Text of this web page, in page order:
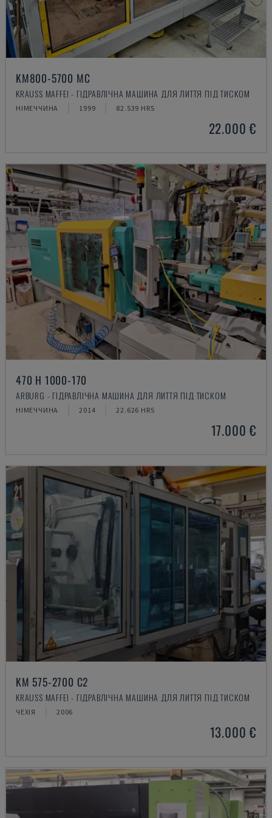
KM800-5700 MC
KRAUSS MAFFEI - ГІДРАВЛІЧНА МАШИНА ДЛЯ ЛИТТЯ ПІД ТИСКОМ
НІМЕЧЧИНА 1999 82.539 HRS
22.000 €
470 H 1000-170
ARBURG - ГІДРАВЛІЧНА МАШИНА ДЛЯ ЛИТТЯ ПІД ТИСКОМ
НІМЕЧЧИНА 2014 22.626 HRS
17.000 €
KM 575-2700 C2
KRAUSS MAFFEI - ГІДРАВЛІЧНА МАШИНА ДЛЯ ЛИТТЯ ПІД ТИСКОМ
ЧЕХІЯ 2006
13.000 €